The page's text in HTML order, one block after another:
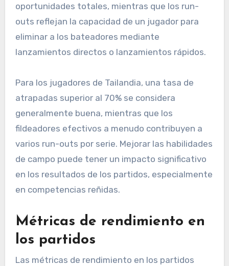
oportunidades totales, mientras que los run-
outs reflejan la capacidad de un jugador para
eliminar a los bateadores mediante
lanzamientos directos o lanzamientos rápidos.
Para los jugadores de Tailandia, una tasa de
atrapadas superior al 70% se considera
generalmente buena, mientras que los
fildeadores efectivos a menudo contribuyen a
varios run-outs por serie. Mejorar las habilidades
de campo puede tener un impacto significativo
en los resultados de los partidos, especialmente
en competencias reñidas.
Métricas de rendimiento en
los partidos
Las métricas de rendimiento en los partidos